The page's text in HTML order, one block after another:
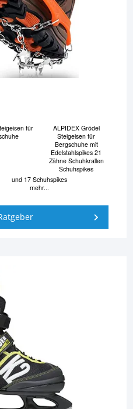
für
ALPIDEX Grödel
Steigeisen für
Bergschuhe mit
Edelstahlspikes 21
Zähne Schuhkrallen
Schuhspikes
und 17 Schuhspikes
mehr...